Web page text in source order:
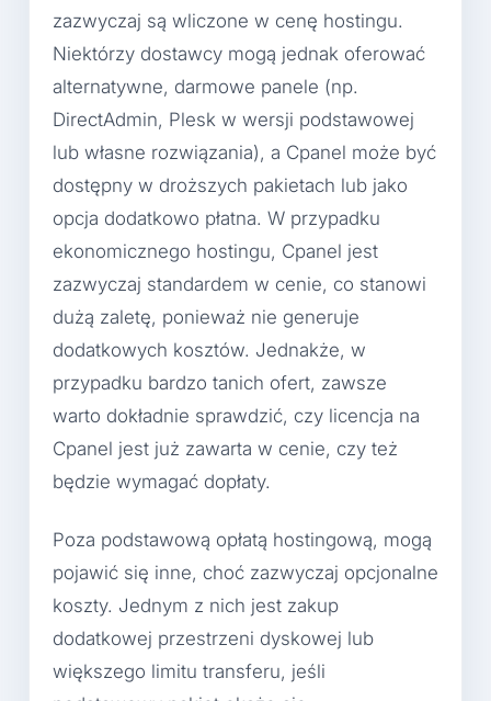
zazwyczaj są wliczone w cenę hostingu.
Niektórzy dostawcy mogą jednak oferować
alternatywne, darmowe panele (np.
DirectAdmin, Plesk w wersji podstawowej
lub własne rozwiązania), a Cpanel może być
dostępny w droższych pakietach lub jako
opcja dodatkowo płatna. W przypadku
ekonomicznego hostingu, Cpanel jest
zazwyczaj standardem w cenie, co stanowi
dużą zaletę, ponieważ nie generuje
dodatkowych kosztów. Jednakże, w
przypadku bardzo tanich ofert, zawsze
warto dokładnie sprawdzić, czy licencja na
Cpanel jest już zawarta w cenie, czy też
będzie wymagać dopłaty.
Poza podstawową opłatą hostingową, mogą
pojawić się inne, choć zazwyczaj opcjonalne
koszty. Jednym z nich jest zakup
dodatkowej przestrzeni dyskowej lub
większego limitu transferu, jeśli